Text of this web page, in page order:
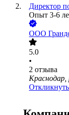
Директор
Опыт 3-6
ООО
5.0
•
2 отзыва
Краснодар,